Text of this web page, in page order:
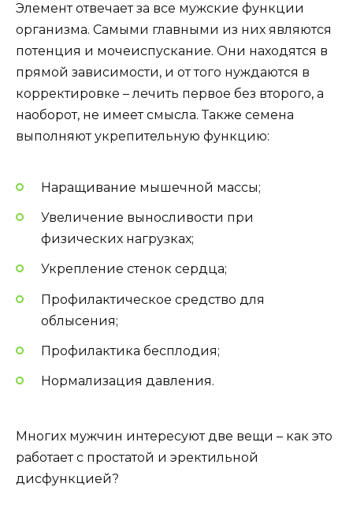
Элемент отвечает за все мужские функции
организма. Самыми главными из них являются
потенция и мочеиспускание. Они находятся в
прямой зависимости, и от того нуждаются в
корректировке – лечить первое без второго, а
наоборот, не имеет смысла. Также семена
выполняют укрепительную функцию:
Наращивание мышечной массы;
Увеличение выносливости при
физических нагрузках;
Укрепление стенок сердца;
Профилактическое средство для
облысения;
Профилактика бесплодия;
Нормализация давления.
Многих мужчин интересуют две вещи – как это
работает с простатой и эректильной
дисфункцией?